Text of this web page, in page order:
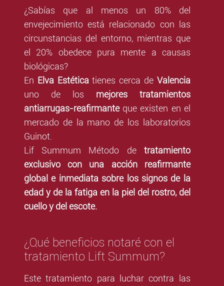
¿Sabías que al menos un 80% del
envejecimiento está relacionado con las
circunstancias del entorno, mientras que
el 20% obedece pura mente a causas
biológicas?
En Elva Estética tienes cerca de Valencia
uno de los mejores tratamientos
antiarrugas-reafirmanteque existen en el
mercado de la mano de los laboratorios
Guinot.
Lif Summum Método de tratamiento
exclusivo con una acción reafirmante
global e inmediata sobre los signos de la
edad y de la fatiga en la piel del rostro, del
cuello y del escote.
¿Qué beneficios notaré con el
tratamiento Lift Summum?
Este tratamiento para luchar contra las